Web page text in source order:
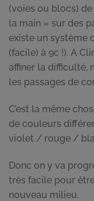
(voies ou blocs) de
la main » sur des
existe un système
(facile) à 9c !). A
affiner la difficulté,
les passages de
C’est la même
de couleurs
violet / rouge /
Donc on y va
très facile pour
nouveau milieu.